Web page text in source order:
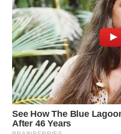
BALI
WN
KALBAR
WN
KALTENG
WN
KALTARA